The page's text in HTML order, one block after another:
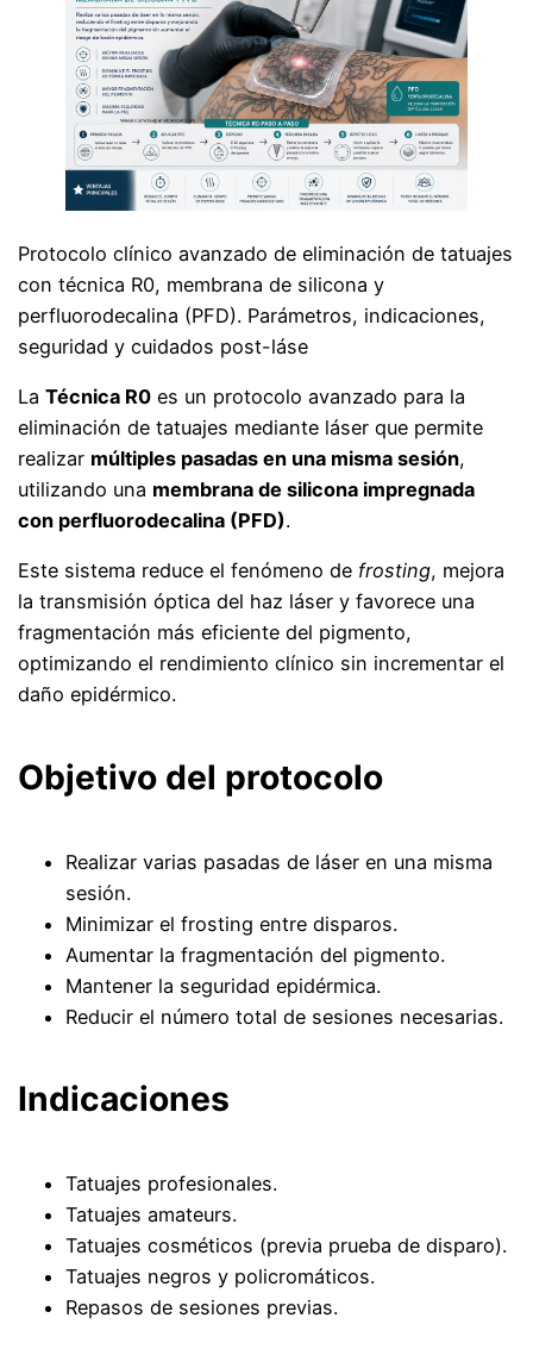
Protocolo clínico avanzado de eliminación de tatuajes
con técnica R0, membrana de silicona y
perfluorodecalina (PFD). Parámetros, indicaciones,
seguridad y cuidados post-láse
LaTécnica R0 es un protocolo avanzado para la
eliminación de tatuajes mediante láser que permite
realizar múltiples pasadas en una misma sesión,
utilizando una membrana de silicona impregnada
con perfluorodecalina (PFD).
Este sistema reduce el fenómeno de frosting, mejora
la transmisión óptica del haz láser y favorece una
fragmentación más eficiente del pigmento,
optimizando el rendimiento clínico sin incrementar el
daño epidérmico.
Objetivo del protocolo
Realizar varias pasadas de láser en una misma
sesión.
Minimizar el frosting entre disparos.
Aumentar la fragmentación del pigmento.
Mantener la seguridad epidérmica.
Reducir el número total de sesiones necesarias.
Indicaciones
Tatuajes profesionales.
Tatuajes amateurs.
Tatuajes cosméticos (previa prueba de disparo).
Tatuajes negros y policromáticos.
Repasos de sesiones previas.